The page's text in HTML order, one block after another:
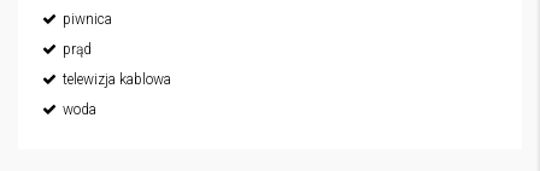
piwnica
prąd
telewizja kablowa
woda